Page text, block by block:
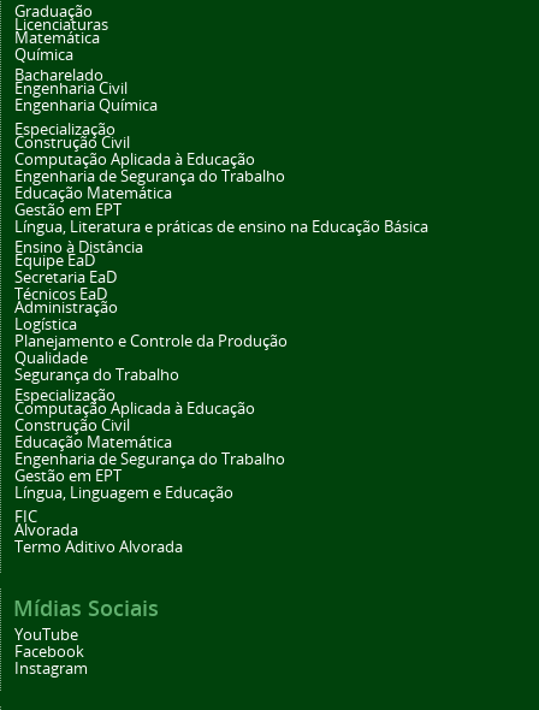
Graduação
Licenciaturas
Matemática
Química
Bacharelado
Engenharia Civil
Engenharia Química
Especialização
Construção Civil
Computação Aplicada à Educação
Engenharia de Segurança do Trabalho
Educação Matemática
Gestão em EPT
Língua, Literatura e práticas de ensino na Educação Básica
Ensino à Distância
Equipe EaD
Secretaria EaD
Técnicos EaD
Administração
Logística
Planejamento e Controle da Produção
Qualidade
Segurança do Trabalho
Especialização
Computação Aplicada à Educação
Construção Civil
Educação Matemática
Engenharia de Segurança do Trabalho
Gestão em EPT
Língua, Linguagem e Educação
FIC
Alvorada
Termo Aditivo Alvorada
Mídias Sociais
YouTube
Facebook
Instagram